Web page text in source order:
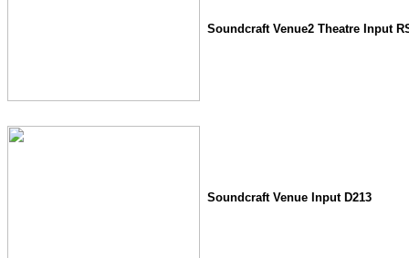
Soundcraft Venue2 Theatre Input
Soundcraft Venue Input D213